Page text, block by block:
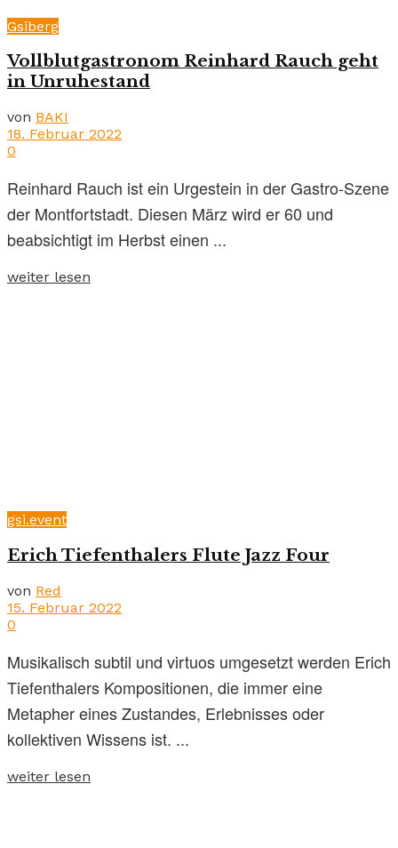
Gsiberg
Vollblutgastronom Reinhard Rauch geht
in Unruhestand
von BAKI
18. Februar 2022
0
Reinhard Rauch ist ein Urgestein in der Gastro-Szene
der Montfortstadt. Diesen März wird er 60 und
beabsichtigt im Herbst einen ...
weiter lesen
gsi.event
Erich Tiefenthalers Flute Jazz Four
von Red
15. Februar 2022
0
Musikalisch subtil und virtuos umgesetzt werden Erich
Tiefenthalers Kompositionen, die immer eine
Metapher eines Zustandes, Erlebnisses oder
kollektiven Wissens ist. ...
weiter lesen